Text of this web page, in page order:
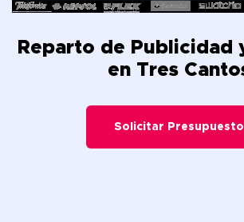
Reparto de Publicidad
en Tres
Solicitar Presupuesto